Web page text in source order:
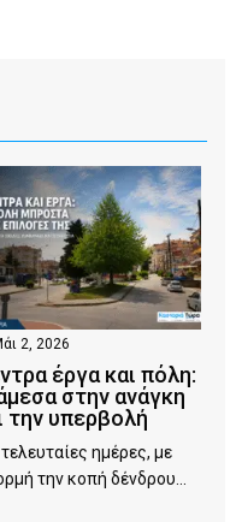
2, 2026
έργα και πόλη:
στην ανάγκη
την υπερβολή
ημέρες, με
την κοπή δένδρου...